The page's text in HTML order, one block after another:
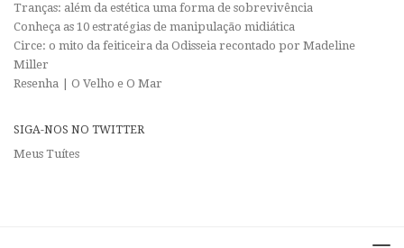
Tranças: além da estética uma forma de sobrevivência
Conheça as 10 estratégias de manipulação midiática
Circe: o mito da feiticeira da Odisseia recontado por Madeline
Miller
Resenha | O Velho e O Mar
SIGA-NOS NO TWITTER
Meus Tuítes